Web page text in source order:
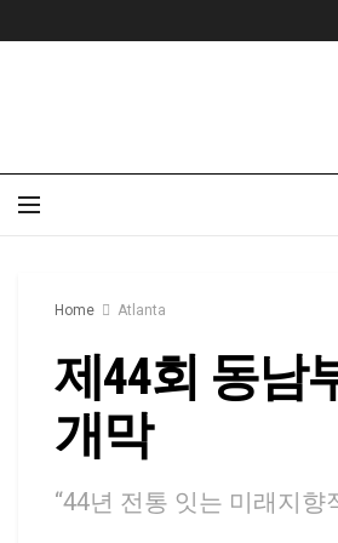
Home Atlanta
제44회 동남
개막
“44년 전통 잇는 미래지향